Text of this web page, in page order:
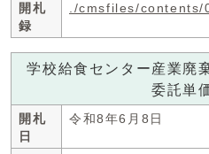
開札
録
./cmsfiles/
学校給食センター産業廃
委託単
開札
日
令和8年6月8日